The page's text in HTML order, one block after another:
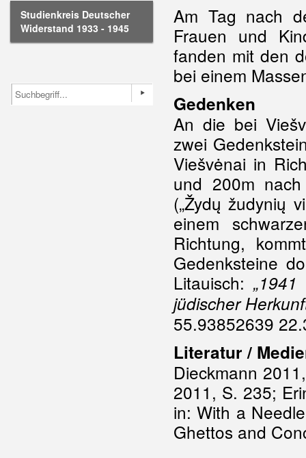
Studienkreis Deutscher
Widerstand 1933 - 1945
Am Tag nach
Frauen und
fanden mit den
bei einem
Gedenken
An die bei
zwei
Viešvėnai in
und 200m
(„Žydų žudynių
einem
Richtung,
Gedenksteine
Litauisch:
jüdischer
55.93852639
Literatur /
Dieckmann
2011, S. 235;
in: With a
Ghettos and